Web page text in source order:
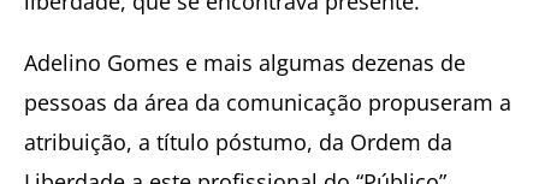
Adelino Gomes e mais algumas dezenas de
pessoas da área da comunicação propuseram a
atribuição, a título póstumo, da Ordem da